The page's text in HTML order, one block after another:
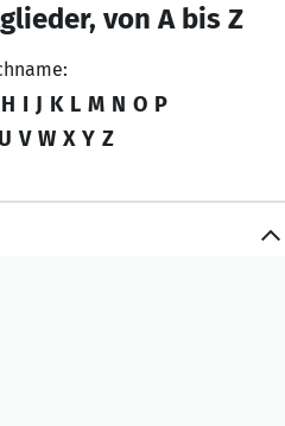
von A bis Z
H I J K L M N O P
U V W X Y Z